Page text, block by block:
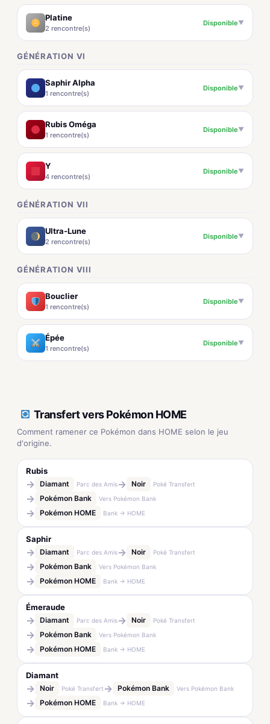
Platine
2 rencontre(s)
Disponible▼
GÉNÉRATION VI
Saphir Alpha
1 rencontre(s)
Disponible▼
Rubis Oméga
1 rencontre(s)
Disponible▼
Y
4 rencontre(s)
Disponible▼
GÉNÉRATION VII
Ultra-Lune
2 rencontre(s)
Disponible▼
GÉNÉRATION VIII
Bouclier
1 rencontre(s)
Disponible▼
Épée
1 rencontre(s)
Disponible▼
Transfert vers Pokémon HOME
Comment ramener ce Pokémon dans HOME selon le jeu
d'origine.
Rubis
→ Diamant Parc des Amis→ Noir Poké Transfert
→ Pokémon Bank Vers Pokémon Bank
→ Pokémon HOME Bank → HOME
Saphir
→ Diamant Parc des Amis→ Noir Poké Transfert
→ Pokémon Bank Vers Pokémon Bank
→ Pokémon HOME Bank → HOME
Émeraude
→ Diamant Parc des Amis→ Noir Poké Transfert
→ Pokémon Bank Vers Pokémon Bank
→ Pokémon HOME Bank → HOME
Diamant
→ Noir Poké Transfert → Pokémon Bank Vers Pokémon Bank
→ Pokémon HOME Bank → HOME